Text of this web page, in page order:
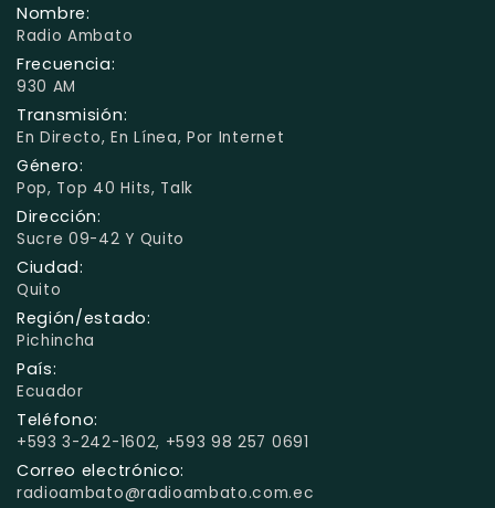
Nombre:
Radio Ambato
Frecuencia:
930 AM
Transmisión:
En Directo, En Línea, Por Internet
Género:
Pop, Top 40 Hits, Talk
Dirección:
Sucre 09-42 Y Quito
Ciudad:
Quito
Región/estado:
Pichincha
País:
Ecuador
Teléfono:
+593 3-242-1602, +593 98 257 0691
Correo electrónico:
radioambato@radioambato.com.ec